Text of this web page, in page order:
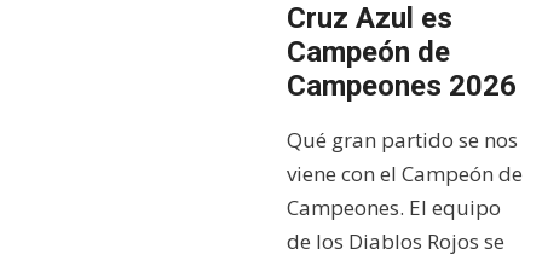
Cruz Azul es
Campeón de
Campeones 2026
Qué gran partido se nos
viene con el Campeón de
Campeones. El equipo
de los Diablos Rojos se